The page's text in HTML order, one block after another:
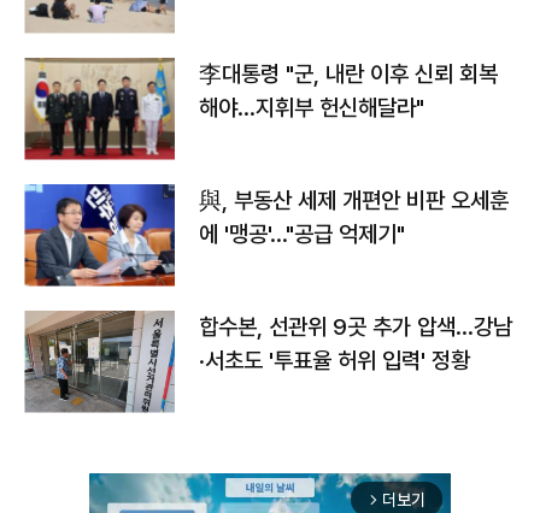
李대통령 "군, 내란 이후 신뢰 회복
해야…지휘부 헌신해달라"
與, 부동산 세제 개편안 비판 오세훈
에 '맹공'…"공급 억제기"
합수본, 선관위 9곳 추가 압색…강남
·서초도 '투표율 허위 입력' 정황
arrow_forward_ios 더보기